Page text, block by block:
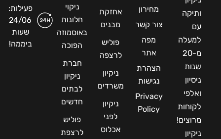
ותיקה
עם
למעלה
מ-20
שנות
ניסיון
ואלפי
לקוחות
מרוצים!
ניקיון
מחירון
צור קשר
מפה
אתר
הצהרת
נגישות
Privacy
Policy
אחזקת
מבנים
פוליש
לרצפה
ניקיון
משרדים
ניקיון
לפני
אכלוס
ניקוי
חלונות
באוסמוזה
הפוכה
חברת
ניקיון
לבתים
חדשים
פוליש
לרצפת
פעילות:
24/06
שעות
ביממה!